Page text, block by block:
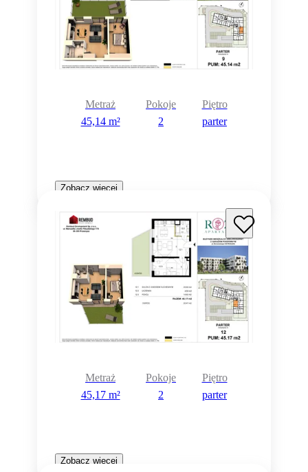
Metraż
45,14 m²
Pokoje
2
Piętro
parter
Zobacz więcej
Metraż
45,17 m²
Pokoje
2
Piętro
parter
Zobacz więcej